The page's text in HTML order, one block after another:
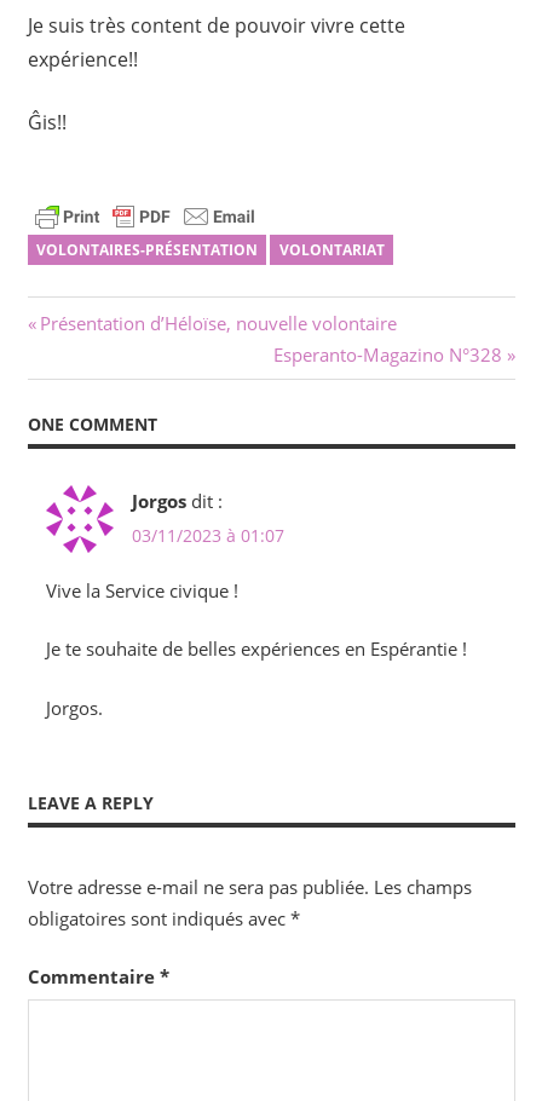
Je suis très content de pouvoir vivre cette
expérience!!
Ĝis!!
VOLONTAIRES-PRÉSENTATION VOLONTARIAT
Navigation
de
l’article
Previous
Présentation d’Héloïse, nouvelle volontaire
Next
Post:
Esperanto-Magazino N°328
ONE COMMENT
Jorgos dit :
03/11/2023 à 01:07
Vive la Service civique !
Je te souhaite de belles expériences en Espérantie !
Jorgos.
LEAVE A REPLY
Votre adresse e-mail ne sera pas publiée. Les champs
obligatoires sont indiqués avec *
Commentaire *